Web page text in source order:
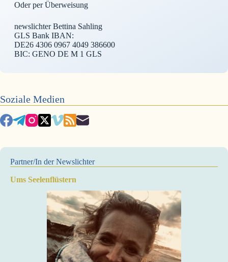
Oder per Überweisung
newslichter Bettina Sahling
GLS Bank IBAN:
DE26 4306 0967 4049 386600
BIC: GENO DE M 1 GLS
Soziale Medien
Partner/In der Newslichter
Ums Seelenflüstern